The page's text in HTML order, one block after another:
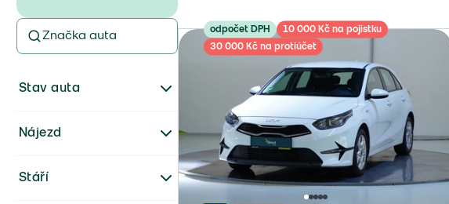
Stav auta
Značka auta
Nájezd
Stáří
odpočet DPH
10 000 Kč na pojistku
30 000 Kč na protiúčet